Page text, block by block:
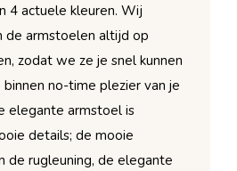
4 actuele kleuren. Wij
de armstoelen altijd op
zodat we ze je snel kunnen
no-time plezier van je
elegante armstoel is
details; de mooie
de rugleuning, de elegante